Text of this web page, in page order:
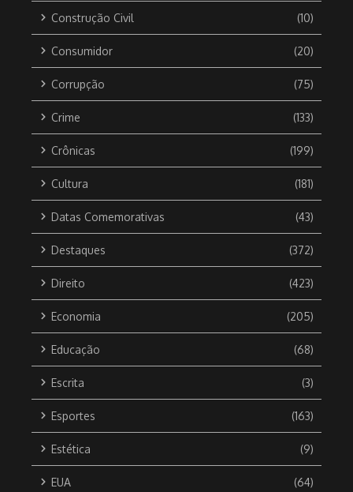
Construção Civil (10)
Consumidor (20)
Corrupção (75)
Crime (133)
Crônicas (199)
Cultura (181)
Datas Comemorativas (43)
Destaques (372)
Direito (423)
Economia (205)
Educação (68)
Escrita (3)
Esportes (163)
Estética (9)
EUA (64)